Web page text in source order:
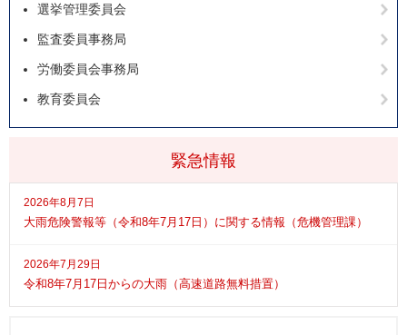
緊急情報
2026年8月7日
大雨危険警報等（令和8年7月17日）に関する情報（危機管理課）
2026年7月29日
令和8年7月17日からの大雨（高速道路無料措置）
選挙管理委員会
監査委員事務局
労働委員会事務局
教育委員会